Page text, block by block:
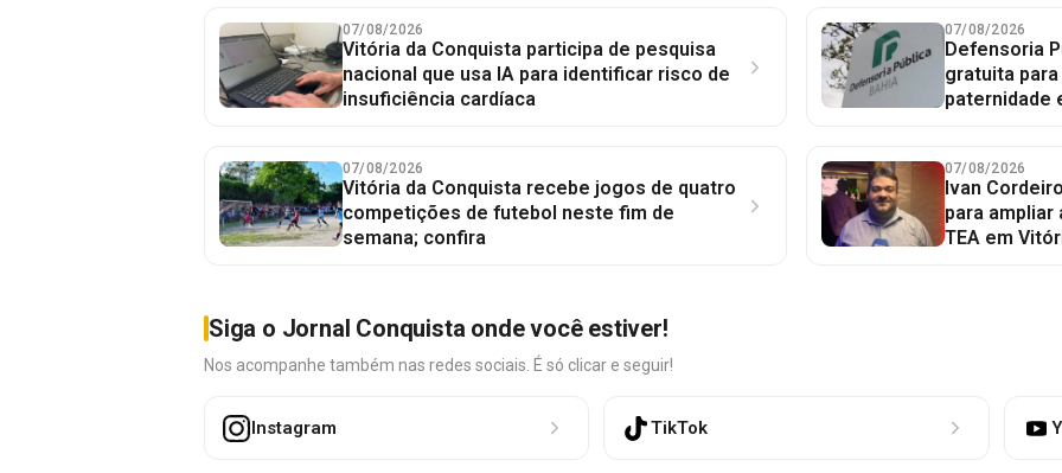
07/08/2026
Vitória da Conquista participa de pesquisa
nacional que usa IA para identificar risco de
insuficiência cardíaca
07/08/2026
Defensoria
gratuita
paternidade
07/08/2026
Vitória da Conquista recebe jogos de quatro
competições de futebol neste fim de
semana; confira
07/08/2026
Ivan
para
TEA em
Siga o Jornal Conquista onde você estiver!
Nos acompanhe também nas redes sociais. É só clicar e seguir!
Instagram TikTok